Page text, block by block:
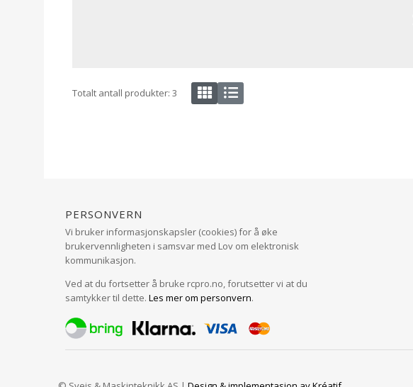
Totalt antall produkter: 3
Personvern
Vi bruker informasjonskapsler (cookies) for å øke
brukervennligheten i samsvar med Lov om elektronisk
kommunikasjon.
Ved at du fortsetter å bruke rcpro.no, forutsetter vi at du
samtykker til dette. Les mer om personvern.